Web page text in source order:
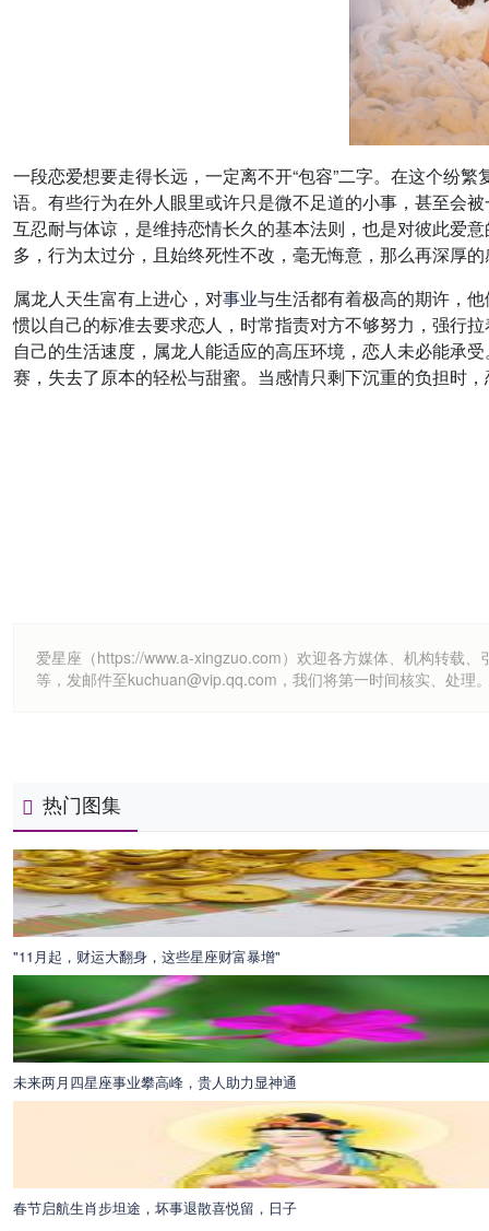
一段恋爱想要走得长远，一定离不开“包容”二字。在这个纷
语。有些行为在外人眼里或许只是微不足道的小事，甚至会
互忍耐与体谅，是维持恋情长久的基本法则，也是对彼此爱
多，行为太过分，且始终死性不改，毫无悔意，那么再深厚
属龙人天生富有上进心，对事业与生活都有着极高的期许，
惯以自己的标准去要求恋人，时常指责对方不够努力，强行
自己的生活速度，属龙人能适应的高压环境，恋人未必能承
赛，失去了原本的轻松与甜蜜。当感情只剩下沉重的负担时
爱星座（https://www.a-xingzuo.com）欢迎各方媒体、机构转载
等，发邮件至kuchuan@vip.qq.com，我们将第一时间核实、处理
热门图集
"11月起，财运大翻身，这些星座财富暴增"
未来两月四星座事业攀高峰，贵人助力显神通
春节启航生肖步坦途，坏事退散喜悦留，日子